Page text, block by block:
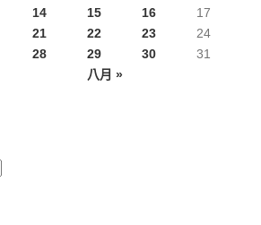
八月 »
14 15 16
17
21 22 23
24
28 29 30 31